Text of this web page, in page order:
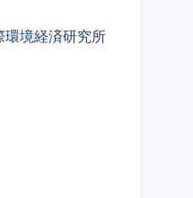
環境経済研究所